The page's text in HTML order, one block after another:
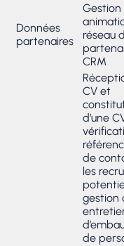
Données
partenaires
Gestion
réseau
CRM
CV et
d’une
de
les
gestion
de